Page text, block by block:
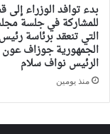
بدء توافد الوزراء إلى
للمشاركة في جلسة
التي تنعقد برئاسة رئيس
الجمهورية جوزاف
الرئيس نواف سلام
منذ يومين